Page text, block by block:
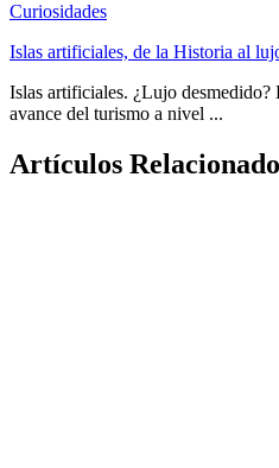
Curiosidades
Islas artificiales, de la Historia al
Islas artificiales. ¿Lujo desmedido?
avance del turismo a nivel ...
Artículos